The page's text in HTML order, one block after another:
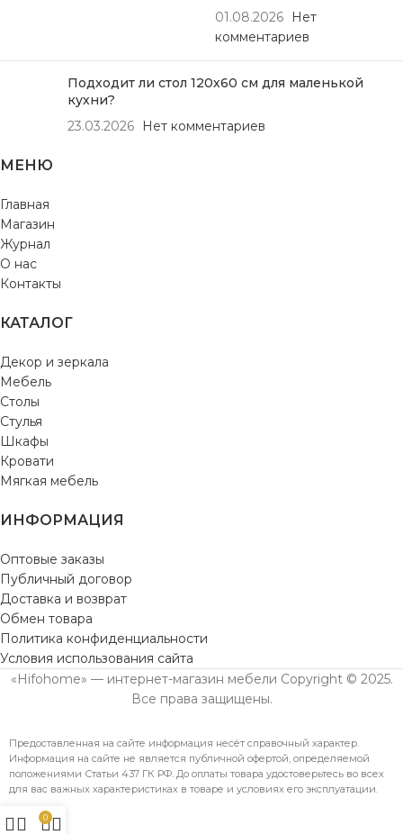
01.08.2026
Нет
комментариев
Подходит ли стол 120х60 см для маленькой
кухни?
23.03.2026
Нет комментариев
МЕНЮ
Главная
Магазин
Журнал
О нас
Контакты
КАТАЛОГ
Декор и зеркала
Мебель
Столы
Стулья
Шкафы
Кровати
Мягкая мебель
ИНФОРМАЦИЯ
Оптовые заказы
Публичный договор
Доставка и возврат
Обмен товара
Политика конфиденциальности
Условия использования сайта
«Hifohome» — интернет-магазин мебели Copyright © 2025.
Все права защищены.
Предоставленная на сайте информация несёт справочный характер.
Информация на сайте не является публичной офертой, определяемой
положениями Статьи 437 ГК РФ. До оплаты товара удостоверьтесь во всех
для вас важных характеристиках в товаре и условиях его эксплуатации.
0